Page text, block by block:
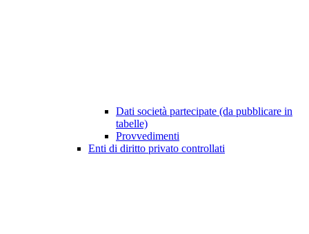
Dati società partecipate (da pubblicare in
tabelle)
Provvedimenti
Enti di diritto privato controllati